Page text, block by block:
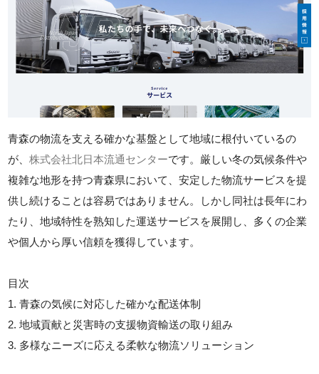
青森の物流を支える確かな基盤として地域に根付いているの
が、株式会社北日本流通センターです。厳しい冬の気候条件や
複雑な地形を持つ青森県において、安定した物流サービスを提
供し続けることは容易ではありません。しかし同社は長年にわ
たり、地域特性を熟知した運送サービスを展開し、多くの企業
や個人から厚い信頼を獲得しています。
目次
1. 青森の気候に対応した確かな配送体制
2. 地域貢献と災害時の支援物資輸送の取り組み
3. 多様なニーズに応える柔軟な物流ソリューション